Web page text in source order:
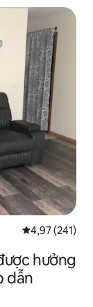
Xếp hạng
4,97 (241)
hưởng
dẫn